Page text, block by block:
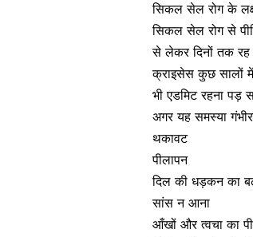
सिकल सेल रोग के
सिकल सेल रोग से
से लेकर दिनों तक रह
क्राइसेस कुछ सालों
भी एडमिट रहना पड़
अगर यह समस्या
थकावट
पीलापन
दिल की धड़कनका
सांस न आना
आँखों और त्वचा का